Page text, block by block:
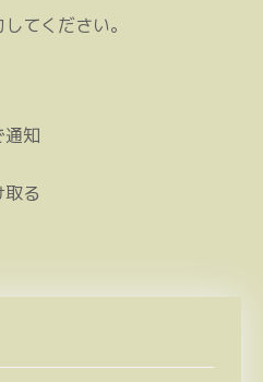
てください。
通知
る